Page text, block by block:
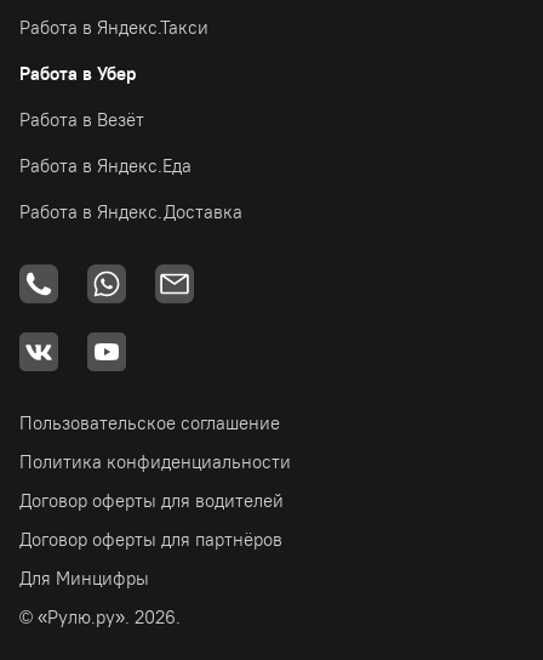
Работа в Яндекс.Такси
Работа в Убер
Работа в Везёт
Работа в Яндекс.Еда
Работа в Яндекс.Доставка
Пользовательское соглашение
Политика конфиденциальности
Договор оферты для водителей
Договор оферты для партнёров
Для Минцифры
© «Рулю.ру». 2026.